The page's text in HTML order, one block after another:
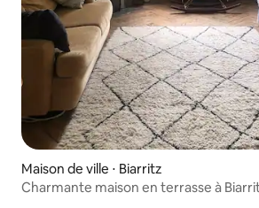
Maison de ville ⋅ Biarritz
Charmante maison en terrasse à